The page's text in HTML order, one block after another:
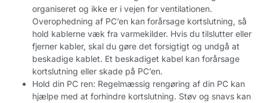
organiseret og ikke er i vejen for ventilationen.
Overophedning af PC’en kan forårsage kortslutning, så
hold kablerne væk fra varmekilder. Hvis du tilslutter eller
fjerner kabler, skal du gøre det forsigtigt og undgå at
beskadige kablet. Et beskadiget kabel kan forårsage
kortslutning eller skade på PC’en.
Hold din PC ren: Regelmæssig rengøring af din PC kan
hjælpe med at forhindre kortslutning. Støv og snavs kan